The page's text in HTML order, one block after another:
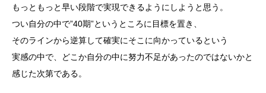
もっともっと早い段階で実現できるようにしようと思う。
つい自分の中で”40期”というところに目標を置き、
そのラインから逆算して確実にそこに向かっているという
実感の中で、どこか自分の中に努力不足があったのではないかと
感じた次第である。